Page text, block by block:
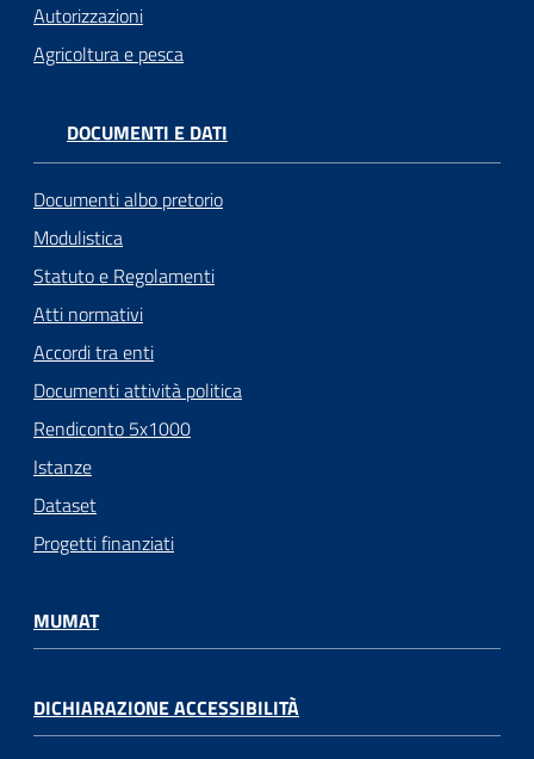
Autorizzazioni
Agricoltura e pesca
DOCUMENTI E DATI
Documenti albo pretorio
Modulistica
Statuto e Regolamenti
Atti normativi
Accordi tra enti
Documenti attività politica
Rendiconto 5x1000
Istanze
Dataset
Progetti finanziati
MUMAT
DICHIARAZIONE ACCESSIBILITÀ